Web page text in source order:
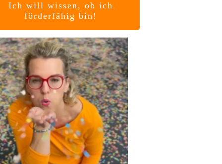
Ich will wissen, ob ich
förderfähig bin!